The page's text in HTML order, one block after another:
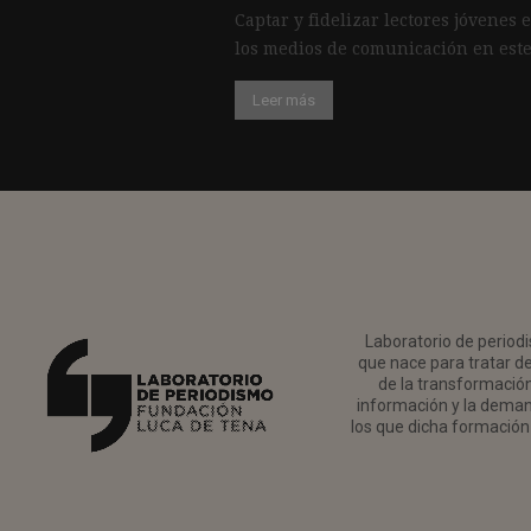
Captar y fidelizar lectores jóvenes
los medios de comunicación en
Leer más
Laboratorio de
que nace para tratar
de la
información y la
los que dicha